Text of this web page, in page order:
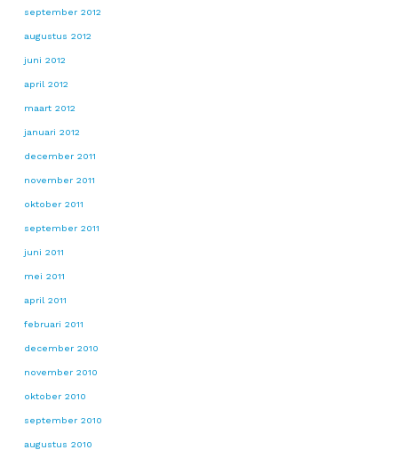
september 2012
augustus 2012
juni 2012
april 2012
maart 2012
januari 2012
december 2011
november 2011
oktober 2011
september 2011
juni 2011
mei 2011
april 2011
februari 2011
december 2010
november 2010
oktober 2010
september 2010
augustus 2010